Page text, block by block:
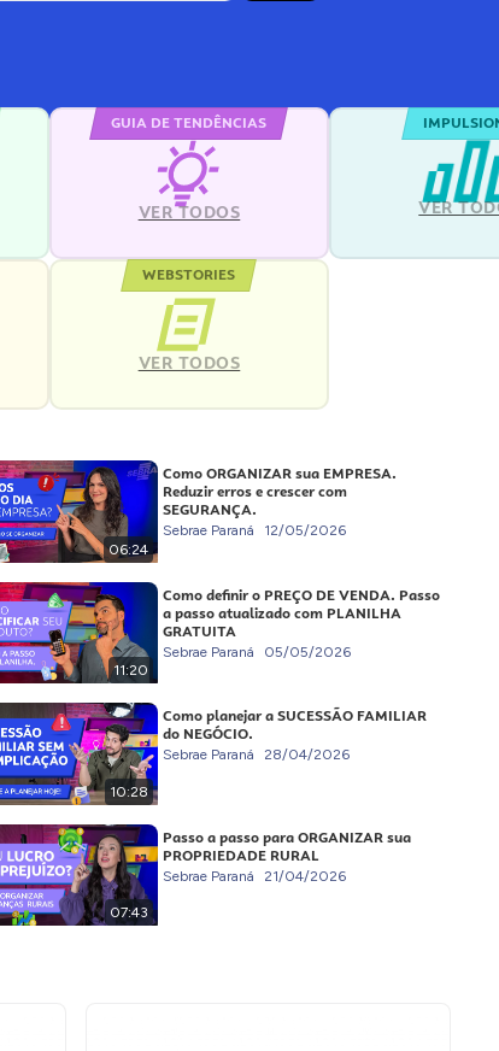
GUIA DE TENDÊNCIAS
VER TODOS VER
WEBSTORIES
VER TODOS
06:24
Como ORGANIZAR sua EMPRESA.
Reduzir erros e crescer com
SEGURANÇA.
Sebrae Paraná 12/05/2026
11:20
Como definir o PREÇO DE VENDA. Passo
a passo atualizado com PLANILHA
GRATUITA
Sebrae Paraná 05/05/2026
10:28
Como planejar a SUCESSÃO FAMILIAR
do NEGÓCIO.
Sebrae Paraná 28/04/2026
07:43
Passo a passo para ORGANIZAR sua
PROPRIEDADE RURAL
Sebrae Paraná 21/04/2026